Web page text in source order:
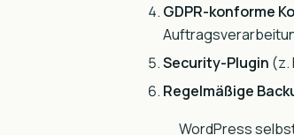
GDPR-konforme
Security-Plugin (z.
Regelmäßige
WordPress